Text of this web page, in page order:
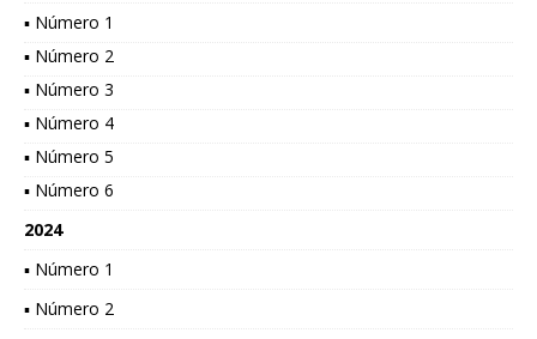
▪ Número 1
▪ Número 2
▪ Número 3
▪ Número 4
▪ Número 5
▪ Número 6
2024
▪ Número 1
▪ Número 2